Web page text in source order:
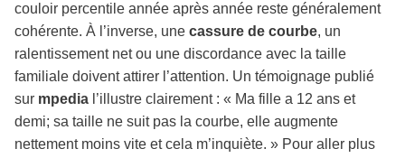
couloir percentile année après année reste généralement
cohérente. À l’inverse, une cassure de courbe, un
ralentissement net ou une discordance avec la taille
familiale doivent attirer l’attention. Un témoignage publié
sur mpedia l’illustre clairement : « Ma fille a 12 ans et
demi; sa taille ne suit pas la courbe, elle augmente
nettement moins vite et cela m’inquiète. » Pour aller plus